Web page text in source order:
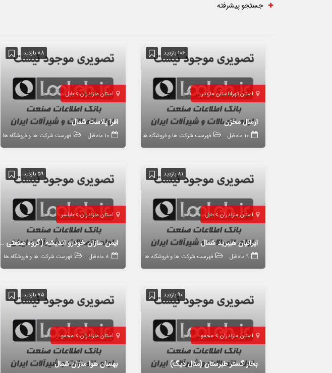
جستجو پیشرفته
106 بازدید
استان تهراناستان مازندران آمل
ارسال مخزن
10 ماه قبل فهرست شرکت ها و فروشگاه ها
88 بازدید
استان مازندران بابل
افرا پلاست شمال
10 ماه قبل فهرست شرکت ها و فروشگاه ها
81 بازدید
استان مازندران بابل
ایرانیان هیبرید شمال
9 ماه قبل فهرست شرکت ها و فروشگاه ها
59 بازدید
استان مازندران بابلسر
ایمن سازان خودرو اندیشه (گروه صنعتی اندیشه)
8 ماه قبل فهرست شرکت ها و فروشگاه ها
90 بازدید
استان مازندران محمودآباد
بخار گستر طبرستان (متال دیگ)
75 بازدید
استان مازندران محمودآباد
بهسان هوا سازان شمال